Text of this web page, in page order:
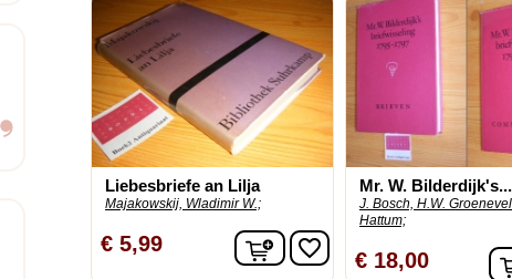
Liebesbriefe an Lilja
Majakowskij, Wladimir W.;
€ 5,99 In winkelwagen
favorite_border
Mr. W. Bilderdijk's...
J. Bosch, H.W.
Hattum;
€ 18,00